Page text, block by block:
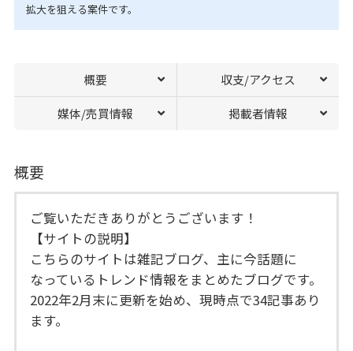
拡大を狙える案件です。
概要 収支/アクセス
媒体/売買情報 掲載者情報
概要
ご覧いただきありがとうございます！
【サイトの説明】
こちらのサイトは雑記ブログ、主に今話題に
なっているトレンド情報をまとめたブログです。
2022年2月末に更新を始め、現時点で34記事あり
ます。